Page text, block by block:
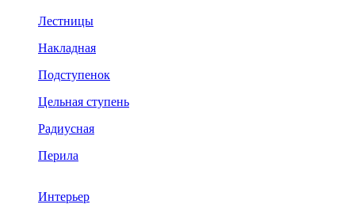
Лестницы
Накладная
Подступенок
Цельная ступень
Радиусная
Перила
Интерьер